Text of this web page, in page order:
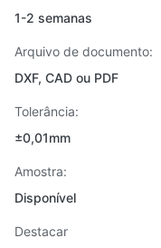
1-2 semanas
Arquivo de documento:
DXF, CAD ou PDF
Tolerância:
±0,01mm
Amostra:
Disponível
Destacar